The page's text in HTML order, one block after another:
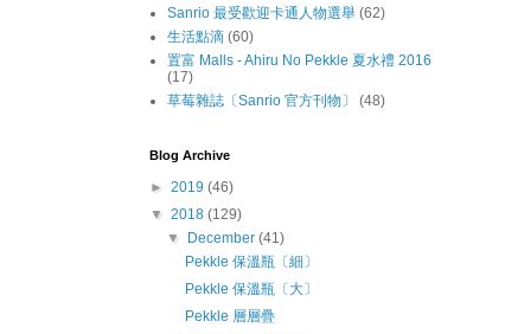
Sanrio 最受歡迎卡通人物選舉 (62)
生活點滴 (60)
置富 Malls - Ahiru No Pekkle 夏水禮 2016
(17)
草莓雜誌〔Sanrio 官方刊物〕
(48)
Blog Archive
► 2019 (46)
▼ 2018 (129)
▼
December(41)
Pekkle 保溫瓶〔細〕
Pekkle 保溫瓶〔大〕
Pekkle 層層疊